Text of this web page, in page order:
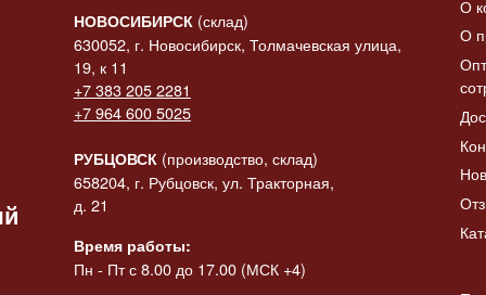
далее
Статуэтка «Коза с
баяном»
2137.00 ₽
баяном»
2308.00₽
НОВОСИБИРСК (склад)
630052, г. Новосибирск, Толмачевская улица,
19, к 11
+7 383 205 2281
+7 964 600 5025
РУБЦОВСК (производство, склад)
658204, г. Рубцовск, ул. Тракторная,
д. 21
Время работы:
Пн - Пт с 8.00 до 17.00 (МСК +4)
О
О